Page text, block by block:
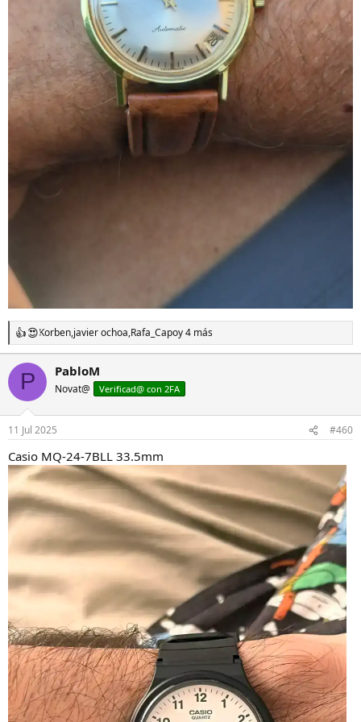
R
e
a
o
n
e
s
:
Korben,javier ochoa,Rafa_Capoy 4 más
P PabloM
Novat@ Verificad@ con 2FA
11 Jul 2025 #460
Casio MQ-24-7BLL 33.5mm